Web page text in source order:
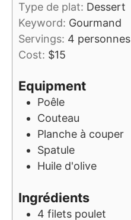
Type de plat: Dessert
Keyword: Gourmand
Servings: 4 personnes
Cost: $15
Equipment
Poêle
Couteau
Planche à couper
Spatule
Huile d'olive
Ingrédients
4 filets poulet